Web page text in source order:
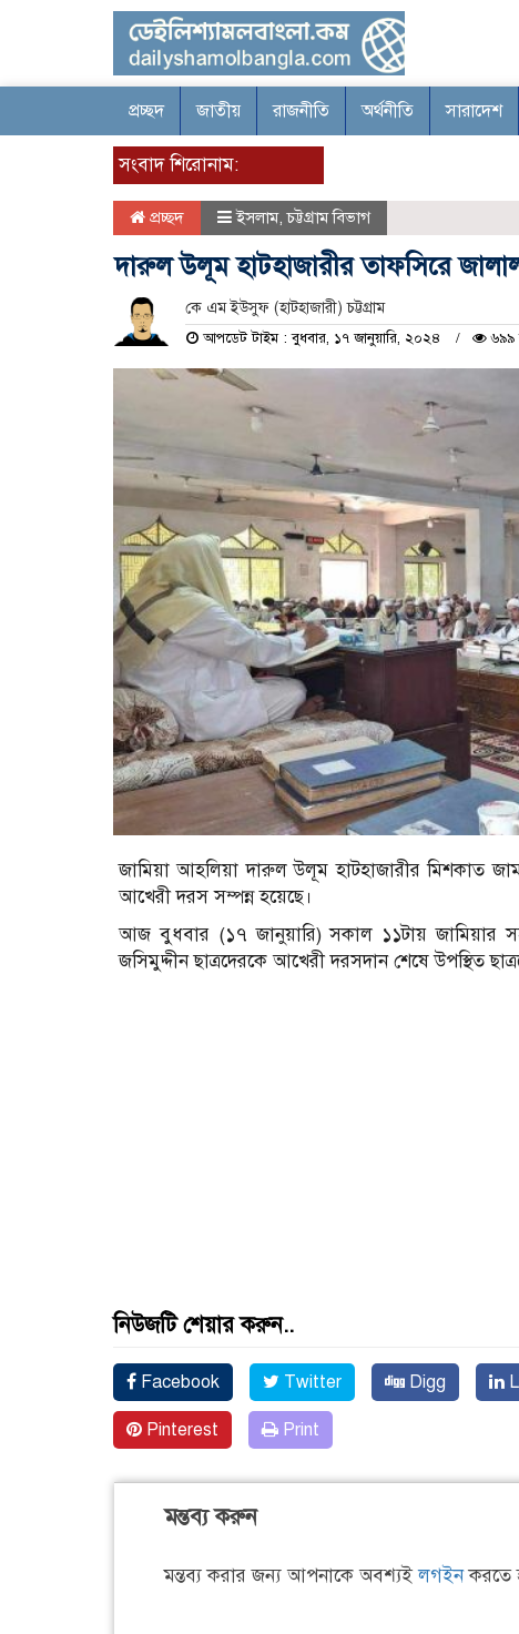
প্রচ্ছদ জাতীয় রাজনীতি অর্থনীতি সারাদেশ
সংবাদ শিরোনাম:
প্রচ্ছদ ইসলাম,চট্টগ্রাম বিভাগ
দারুল উলূম হাটহাজারীর তাফসিরে
কে এম ইউসুফ (হাটহাজারী) চট্টগ্রাম
আপডেট টাইম : বুধবার, ১৭ জানুয়ারি, ২০২৪ ৬৯৯
জামিয়া আহলিয়া দারুল উলূম হাটহাজারীর মিশকাত
আখেরী দরস সম্পন্ন হয়েছে।
আজ বুধবার (১৭ জানুয়ারি) সকাল ১১টায় জামিয়ার
জসিমুদ্দীন ছাত্রদেরকে আখেরী দরসদান শেষে উপস্থিত
নিউজটি শেয়ার করুন..
Facebook Twitter Digg
Pinterest Print
মন্তব্য করুন
মন্তব্য করার জন্য আপনাকে অবশ্যইলগইনকরতে